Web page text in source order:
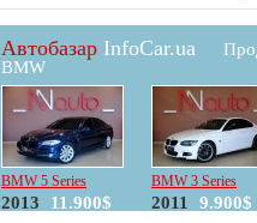
Автобазар InfoCar.ua
BMW
BMW 5 Series
2013 11.900$
BMW 3 Series
2011 9.900$